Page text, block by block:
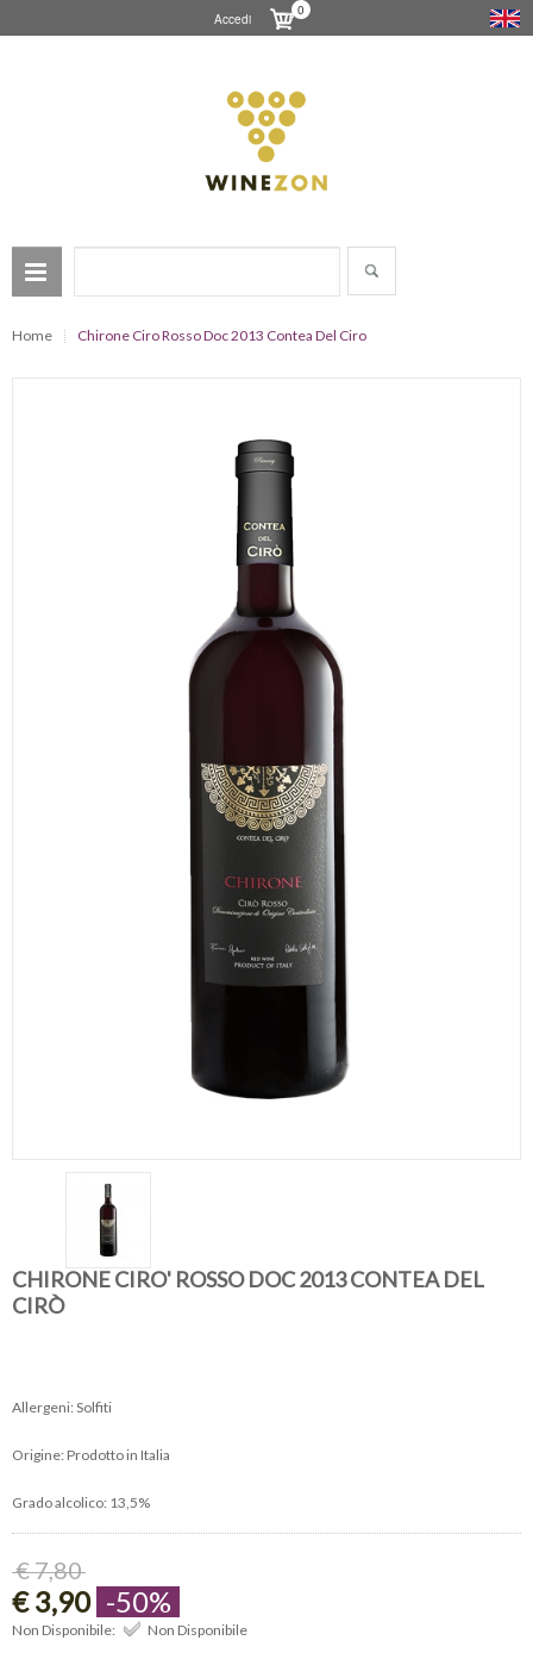
Accedi
0
Home Chirone Ciro Rosso Doc 2013 Contea Del Ciro
CHIRONE CIRO' ROSSO DOC 2013 CONTEA DEL
CIRÒ
Allergeni: Solfiti
Origine: Prodotto in Italia
Grado alcolico: 13,5%
€ 7,80
€ 3,90 -50%
Non Disponibile: Non Disponibile